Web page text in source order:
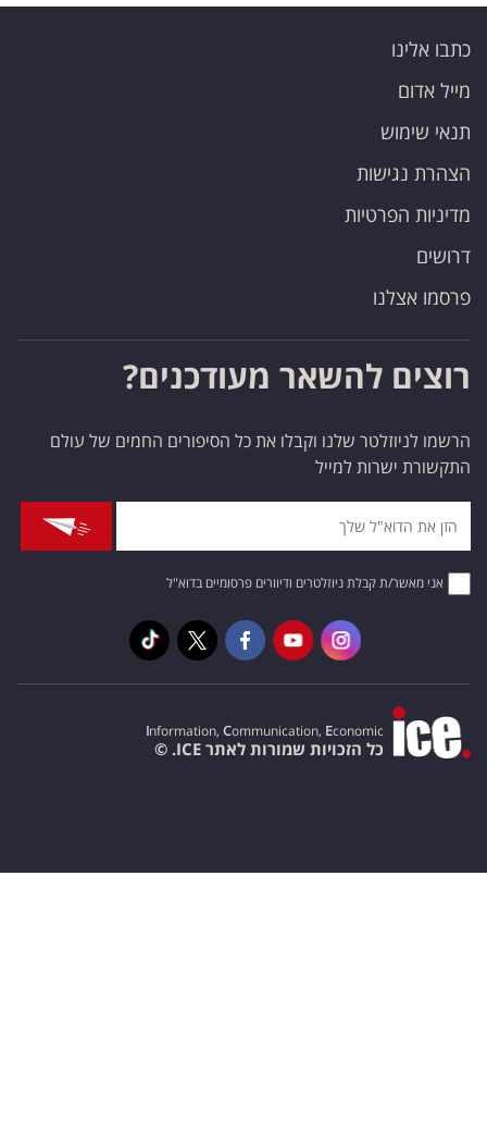
כתבו אלינו
מייל אדום
תנאי שימוש
הצהרת נגישות
מדיניות הפרטיות
דרושים
פרסמו אצלנו
רוצים להשאר מעודכנים?
הרשמו לניוזלטר שלנו וקבלו את כל הסיפורים החמים של עולם
התקשורת ישרות למייל
אני מאשר/ת קבלת ניוזלטרים ודיוורים פרסומיים בדוא"ל
Information, Communication, Economic
כל הזכויות שמורות לאתר ICE. ©